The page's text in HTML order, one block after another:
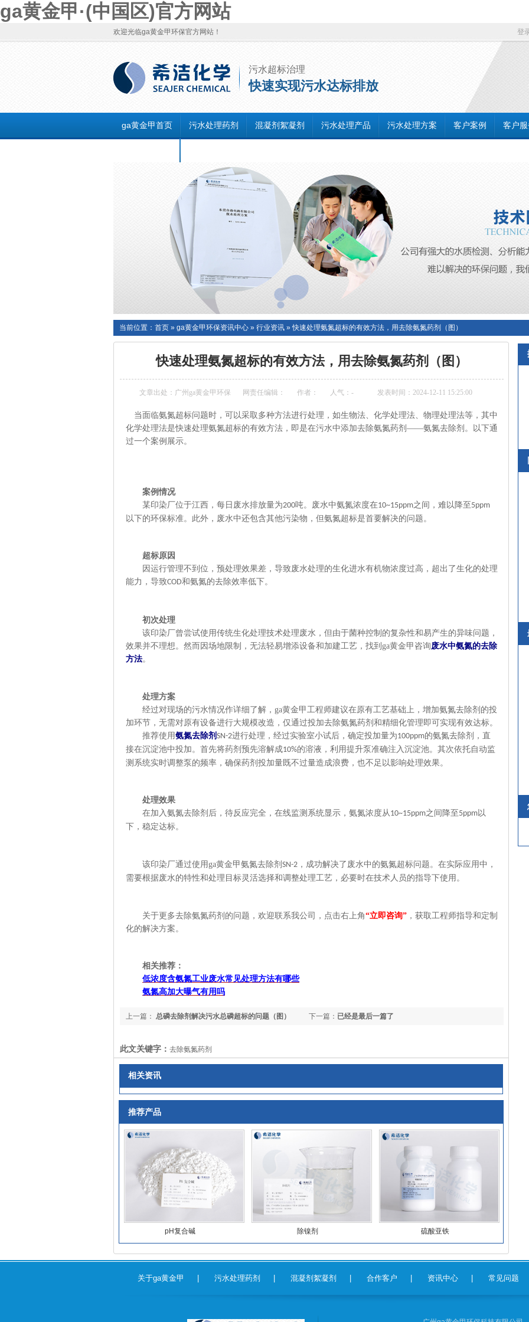
ga黄金甲·(中国区)官方网站
欢迎光临ga黄金甲环保官方网站！ 登
污水超标治理
快速实现污水达标排放
ga黄金甲首页 污水处理药剂 混凝剂絮凝剂 污水处理产品 污水处理方案 客户案例 客户服
当前位置： 首页 » ga黄金甲环保资讯中心 » 行业资讯 »快速处理氨氮超标的有效方法，用去除氨氮药剂（图）
快速处理氨氮超标的有效方法，用去除氨氮药剂（图）
文章出处：广州ga黄金甲环保 网责任编辑： 作者： 人气： - 发表时间：2024-12-11 15:25:00
当面临氨氮超标问题时，可以采取多种方法进行处理 ，如生物法、化学处理法、物理处理法等，其中
化学处理法是快速处理氨氮超标的有效方法，即是在污水中添加去除氨氮药剂 ——氨氮去除剂。以下通
过一个案例展示。
案例情况
某印染厂位于江西，每日 废水排放量为200吨。废水中氨氮浓度在10~15ppm之间，难以降至5ppm
以下的环保标准。此外，废水中还包含其他污染物，但氨氮超标是首要解决的问题。
超标原因
因运行管理不到位，预处理效果差，导致废水处理的生化进水有机物浓度过高，超出了生化的处理
能力，导致COD和氨氮的去除效率低下。
初次处理
该印染厂曾尝试使用传统生化处理技术处理废水，但由于菌种控制的复杂性和易产生的异味问题，
效果并不理想。 然而 因 场地限制，无法轻易增添设备和加建工艺 ，找到ga黄金甲咨询废水中氨氮的去除
方法。
处理方案
经过对现场的污水情况作详细了解，ga黄金甲工程师建议在原有工艺基础上，增加氨氮去除剂的投
加环节 ， 无需对原有设备进行大规模改造，仅通过投加去除氨氮药剂和精细化管理即可实现有效达标。
推荐使用氨氮去除剂 SN-2进行处理 ，经过实验室小试后，确定投加量为100ppm的氨氮去除剂 ，直
接在沉淀池中投加。 首先将药剂预先溶解成10%的溶液，利用提升泵准确注入沉淀池。 其次依托自动监
测系统实时调整泵的频率，确保药剂投加量既不过量造成浪费，也不足以影响处理效果。
处理效果
在加入氨氮去除剂后，待反应完全，在线监测系统显示， 氨氮浓度从10~15ppm之间降至 5ppm以
下 ，稳定达标。
该印染厂通过使 用 ga黄金甲氨氮去除剂 SN-2 ，成功解决了废水中的氨氮超标问题。在实际应用中，
需要根据废水的特性和处理目标灵活选择和调整处理工艺 ，必要时在技术人员的指导下使用。
关于更多去除氨氮药剂的问题，欢迎联系我公司，点击右上角“立即咨询” ，获取工程师指导和定制
化的解决方案。
相关推荐：
低浓度含氨氮工业废水常见处理方法有哪些
氨氮高加大曝气有用吗
下一篇： 已经是最后一篇了
上一篇： 总磷去除剂解决污水总磷超标的问题（图）
此文关键字： 去除氨氮药剂
相关资讯
推荐产品
pH复合碱 除镍剂 硫酸亚铁
关于ga黄金甲 污水处理药剂 混凝剂絮凝剂 合作客户 资讯中心 常见问题